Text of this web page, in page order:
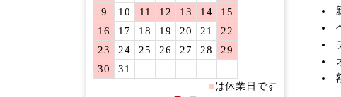
9
10 11 12 13 14
15
16
17 18 19 20 21
22
23
24 25 26 27 28
29
30
31
■は休業日です
15
22
29